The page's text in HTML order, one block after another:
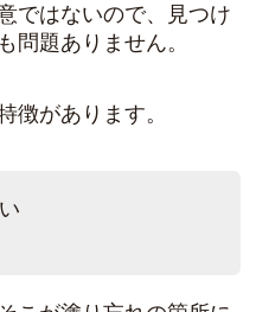
ではないので、見つけ
問題ありません。
徴があります。